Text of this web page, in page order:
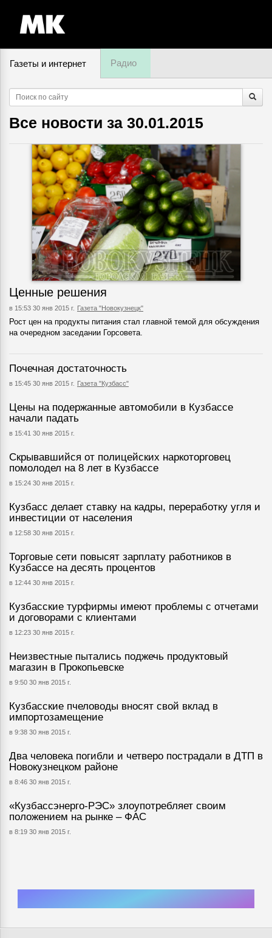
Газеты и интернет Радио
Все новости за 30.01.2015
Ценные решения
в 15:53 30 янв 2015 г. Газета "Новокузнецк"
Рост цен на продукты питания стал главной темой для обсуждения
на очередном заседании Горсовета.
Почечная достаточность
в 15:45 30 янв 2015 г. Газета "Кузбасс"
Цены на подержанные автомобили в Кузбассе
начали падать
в 15:41 30 янв 2015 г.
Скрывавшийся от полицейских наркоторговец
помолодел на 8 лет в Кузбассе
в 15:24 30 янв 2015 г.
Кузбасс делает ставку на кадры, переработку угля и
инвестиции от населения
в 12:58 30 янв 2015 г.
Торговые сети повысят зарплату работников в
Кузбассе на десять процентов
в 12:44 30 янв 2015 г.
Кузбасские турфирмы имеют проблемы с отчетами
и договорами с клиентами
в 12:23 30 янв 2015 г.
Неизвестные пытались поджечь продуктовый
магазин в Прокопьевске
в 9:50 30 янв 2015 г.
Кузбасские пчеловоды вносят свой вклад в
импортозамещение
в 9:38 30 янв 2015 г.
Два человека погибли и четверо пострадали в ДТП в
Новокузнецком районе
в 8:46 30 янв 2015 г.
«Кузбассэнерго-РЭС» злоупотребляет своим
положением на рынке – ФАС
в 8:19 30 янв 2015 г.